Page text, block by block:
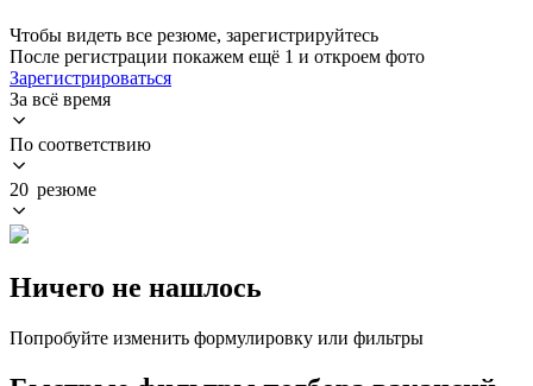
Чтобы видеть все резюме, зарегистрируйтесь
После регистрации покажем ещё 1 и откроем фото
Зарегистрироваться
За всё время
По соответствию
20 резюме
Ничего не нашлось
Попробуйте изменить формулировку или фильтры